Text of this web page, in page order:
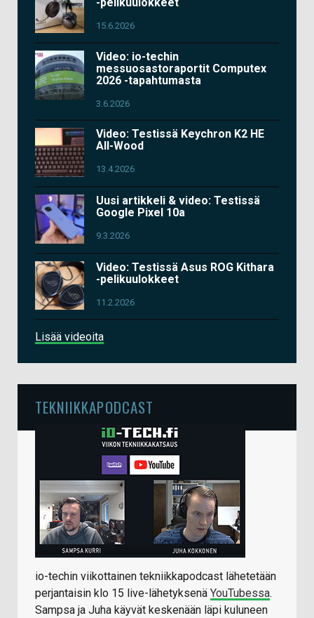
15.6.2026
Video: io-techin
messuosastoraportit Computex
2026 -tapahtumasta
3.6.2026
Video: Testissä Keychron K2 HE
All-Wood
13.4.2026
Uusi artikkeli & video: Testissä
Google Pixel 10a
9.3.2026
Video: Testissä Asus ROG Kithara
-pelikuulokkeet
11.2.2026
Lisää videoita
TEKNIIKKAPODCAST
io-techin viikottainen tekniikkapodcast lähetetään
perjantaisin klo 15 live-lähetyksenä YouTubessa.
Sampsa ja Juha käyvät keskenään läpi kuluneen